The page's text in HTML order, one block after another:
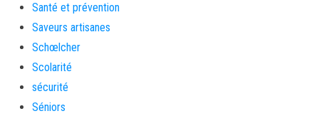
Santé et prévention
Saveurs artisanes
Schœlcher
Scolarité
sécurité
Séniors